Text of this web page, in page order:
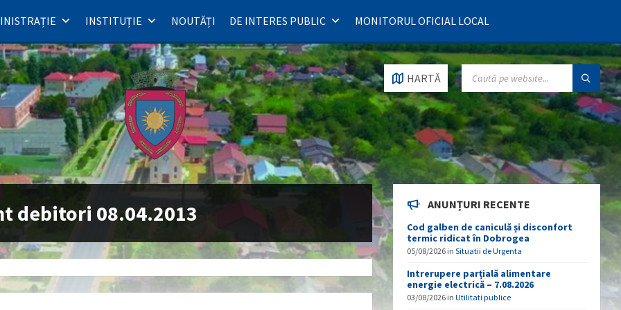
INSTITUȚIE NOUTĂȚI DE INTERES PUBLIC MONITORUL OFICIAL LOCAL
HARTĂ
SEARCH:
debitori 08.04.2013 ANUNȚURI RECENTE
Cod galben de caniculă și disconfort
termic ridicat în Dobrogea
05/08/2026 inSituatii de Urgenta
Intrerupere parțială alimentare
energie electrică – 7.08.2026
03/08/2026 inUtilitati publice